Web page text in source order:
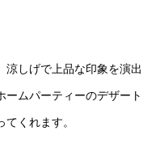
涼しげで上品な印象を演出
ームパーティーのデザート
くれます。